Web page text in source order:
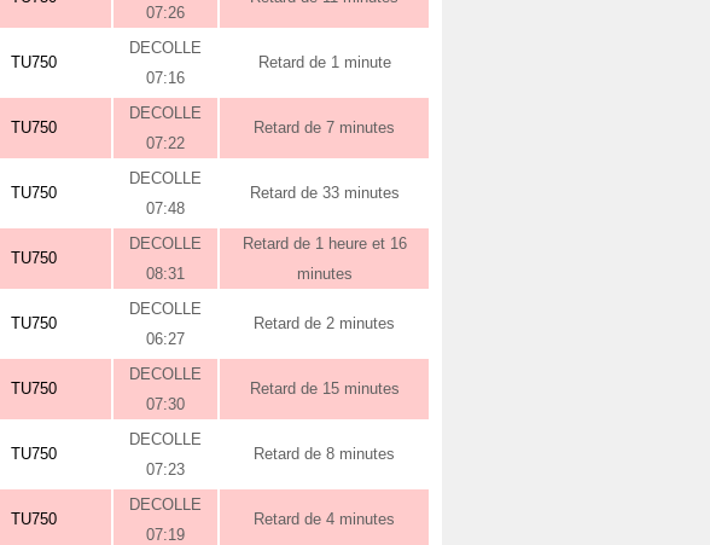
07:26
TU750
DECOLLE
07:16
Retard de 1 minute
TU750
DECOLLE
07:22
Retard de 7 minutes
TU750
DECOLLE
07:48
Retard de 33 minutes
TU750
DECOLLE
08:31
Retard de 1 heure et 16
minutes
TU750
DECOLLE
06:27
Retard de 2 minutes
TU750
DECOLLE
07:30
Retard de 15 minutes
TU750
DECOLLE
07:23
Retard de 8 minutes
TU750
DECOLLE
07:19
Retard de 4 minutes